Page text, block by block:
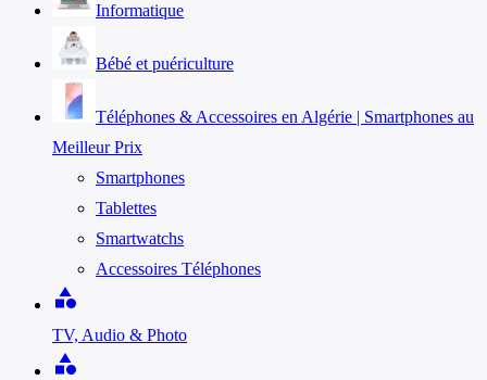
Informatique
Bébé et puériculture
Téléphones & Accessoires en Algérie | Smartphones au
Meilleur Prix
Smartphones
Tablettes
Smartwatchs
Accessoires Téléphones
category
TV, Audio & Photo
category